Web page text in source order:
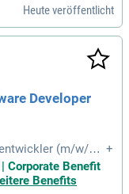
Heute veröffentlicht
Developer
(m/w/d) i
du innovative W
Du bringst K
+
Corporate Benefit
Benefits